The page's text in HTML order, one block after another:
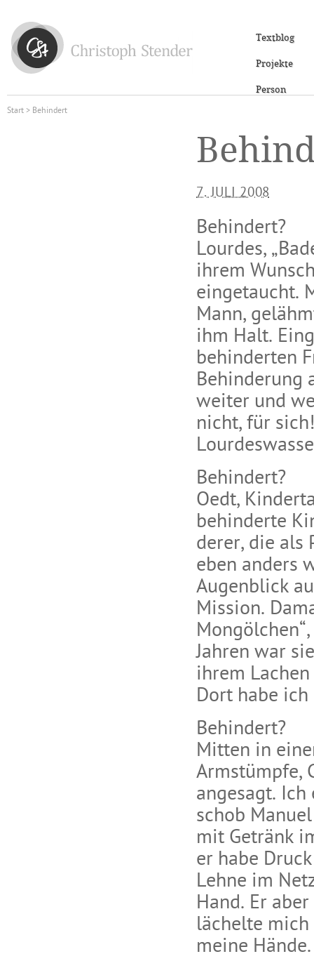
Textblog
Projekte
Person
Start> Behindert
7. JULI 2008
Behindert?
Lourdes,
ihrem
eingetaucht.
Mann,
ihm Halt.
behinderten
Behinderung
weiter und
nicht, für
Behindert?
Oedt,
behinderte
derer, die als
eben anders
Augenblick
Mission.
Jahren war
ihrem
Dort habe
Behindert?
Mitten in
Armstümpfe,
angesagt.
schob
mit Getränk
er habe
Lehne im
Hand. Er
lächelte
meine Hände.